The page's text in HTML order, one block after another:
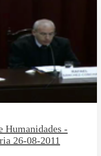
-
26-08-2011